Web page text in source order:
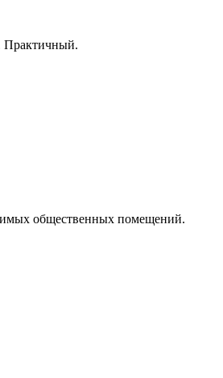
Практичный.
общественных помещений.